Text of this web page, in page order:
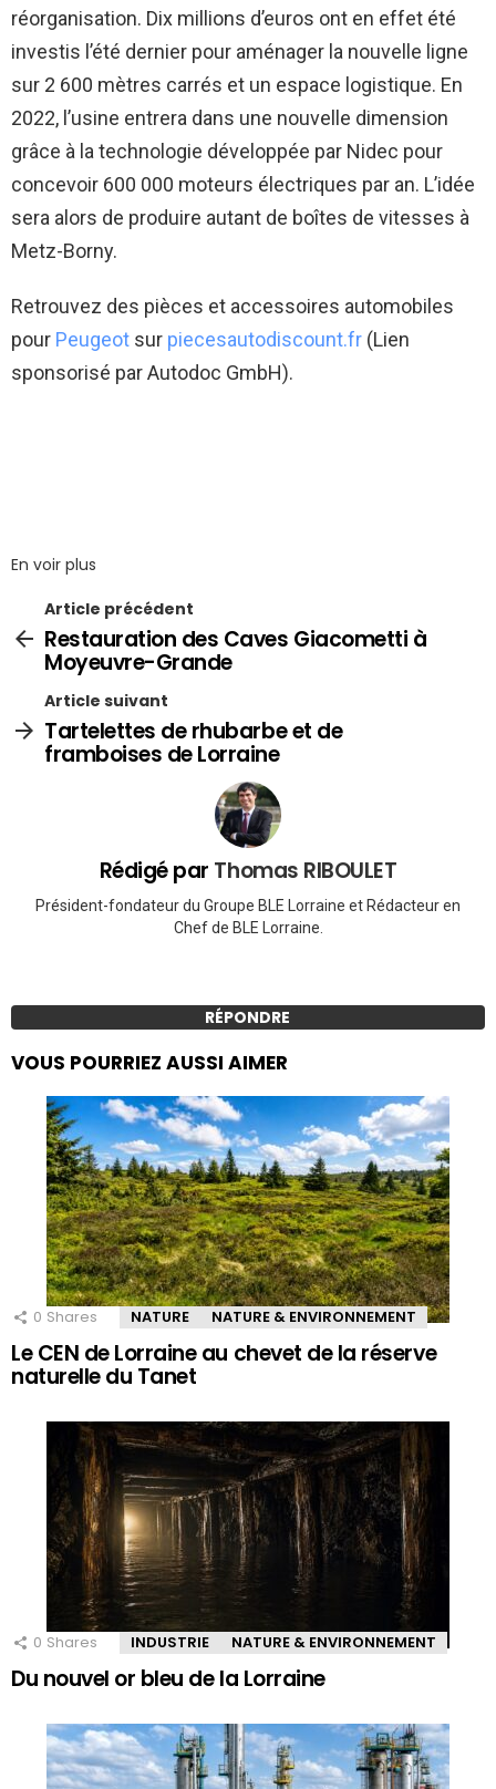
réorganisation. Dix millions d’euros ont en effet été
investis l’été dernier pour aménager la nouvelle ligne
sur 2 600 mètres carrés et un espace logistique. En
2022, l’usine entrera dans une nouvelle dimension
grâce à la technologie développée par Nidec pour
concevoir 600 000 moteurs électriques par an. L’idée
sera alors de produire autant de boîtes de vitesses à
Metz-Borny.
Retrouvez des pièces et accessoires automobiles
pour Peugeot sur piecesautodiscount.fr (Lien
sponsorisé par Autodoc GmbH).
En voir plus
Article précédent
Restauration des Caves Giacometti à
Moyeuvre-Grande
Article suivant
Tartelettes de rhubarbe et de
framboises de Lorraine
Rédigé par Thomas RIBOULET
Président-fondateur du Groupe BLE Lorraine et Rédacteur en
Chef de BLE Lorraine.
RÉPONDRE
VOUS POURRIEZ AUSSI AIMER
0 Shares NATURE NATURE & ENVIRONNEMENT
Le CEN de Lorraine au chevet de la réserve
naturelle du Tanet
0 Shares INDUSTRIE NATURE & ENVIRONNEMENT
Du nouvel or bleu de la Lorraine